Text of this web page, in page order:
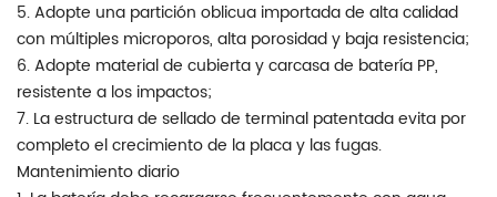
5. Adopte una partición oblicua importada de alta calidad
con múltiples microporos, alta porosidad y baja resistencia;
6. Adopte material de cubierta y carcasa de batería PP,
resistente a los impactos;
7. La estructura de sellado de terminal patentada evita por
completo el crecimiento de la placa y las fugas.
Mantenimiento diario